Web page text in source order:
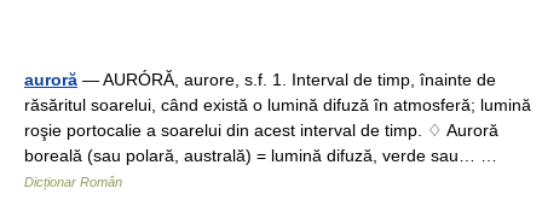
auroră — AURÓRĂ, aurore, s.f. 1. Interval de timp, înainte de
răsăritul soarelui, când există o lumină difuză în atmosferă; lumină
roşie portocalie a soarelui din acest interval de timp. ♢ Auroră
boreală (sau polară, australă) = lumină difuză, verde sau… …
Dicționar Român